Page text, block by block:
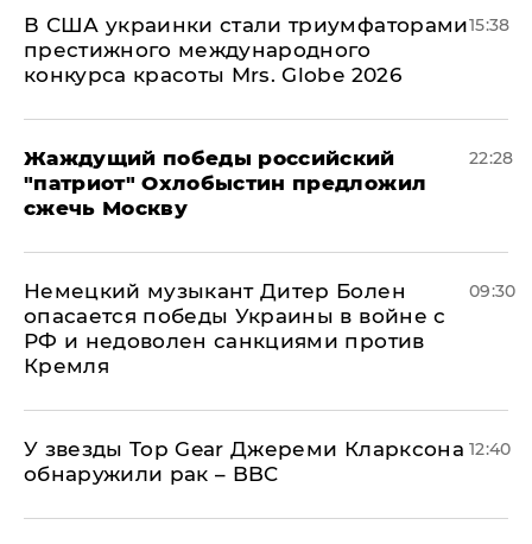
В США украинки стали триумфаторами
престижного международного
конкурса красоты Mrs. Globe 2026
15:38
Жаждущий победы российский
"патриот" Охлобыстин предложил
сжечь Москву
22:28
Немецкий музыкант Дитер Болен
опасается победы Украины в войне с
РФ и недоволен санкциями против
Кремля
09:30
У звезды Top Gear Джереми Кларксона
обнаружили рак – BBC
12:40